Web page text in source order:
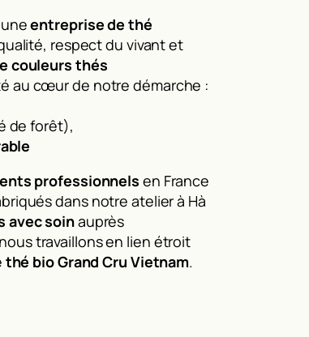
uneentreprise de thé
respect du vivant et
couleurs thés
au cœur de notre démarche :
de forêt),
professionnels en France
dans notre atelier à Hà
avec soinauprès
travaillons en lien étroit
thé bio Grand Cru Vietnam.